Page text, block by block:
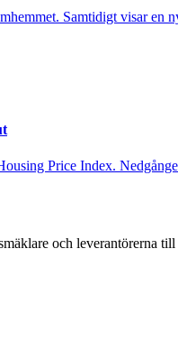
Samtidigt visar
Price Index.
och leverantörerna